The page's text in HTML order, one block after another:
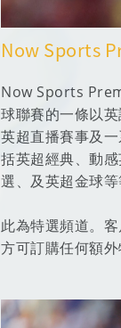
Now Sports
Now Sports
球聯賽的一條以
英超直播賽事及
括英超經典、動
選、及英超金球等
此為特選頻道。
方可訂購任何額外